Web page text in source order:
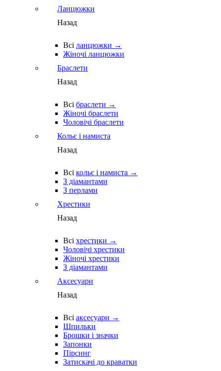
Ланцюжки
Назад
Всі ланцюжки →
Жіночі ланцюжки
Браслети
Назад
Всі браслети →
Жіночі браслети
Чоловічі браслети
Кольє і намиста
Назад
Всі кольє і намиста →
З діамантами
З перлами
Хрестики
Назад
Всі хрестики →
Чоловічі хрестики
Жіночі хрестики
З діамантами
Аксесуари
Назад
Всі аксесуари →
Шпильки
Брошки і значки
Запонки
Пірсинг
Затискачі до краватки